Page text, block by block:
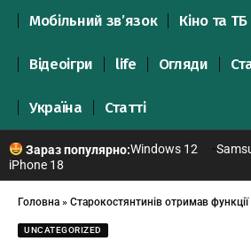
Мобільний зв’язок Кіно та ТБ
Відеоігри life Огляди
Україна Статті
Зараз популярно:Windows 12
iPhone 18
Головна » Старокостянтинів отримав
UNCATEGORIZED